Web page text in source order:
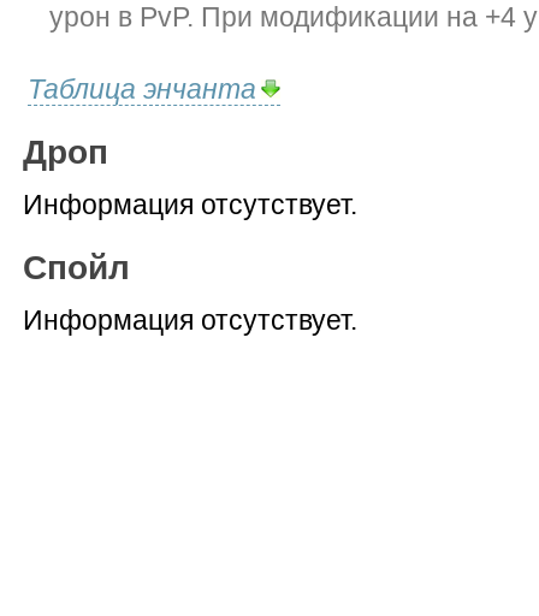
урон в PvP. При модификации на +4
Таблица энчанта
Дроп
Информация отсутствует.
Спойл
Информация отсутствует.